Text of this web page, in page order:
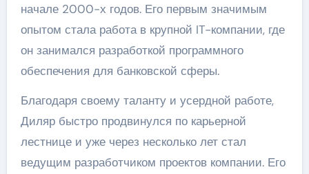
начале 2000-х годов. Его первым значимым
опытом стала работа в крупной IT-компании, где
он занимался разработкой программного
обеспечения для банковской сферы.
Благодаря своему таланту и усердной работе,
Диляр быстро продвинулся по карьерной
лестнице и уже через несколько лет стал
ведущим разработчиком проектов компании. Его